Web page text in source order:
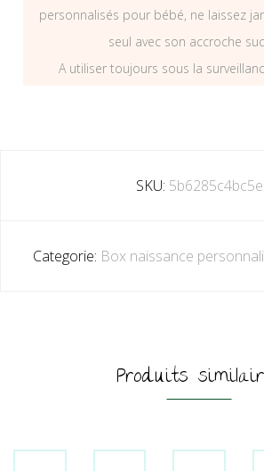
personnalisés pour bébé, ne laissez
seul avec son accroche
A utiliser toujours sous la
SKU: 5b6285c4bc5e
Categorie: Box naissance
Produits